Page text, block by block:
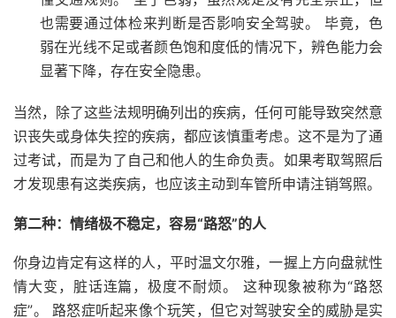
也需要通过体检来判断是否影响安全驾驶。 毕竟，色
弱在光线不足或者颜色饱和度低的情况下，辨色能力会
显著下降，存在安全隐患。
当然，除了这些法规明确列出的疾病，任何可能导致突然意
识丧失或身体失控的疾病，都应该慎重考虑。这不是为了通
过考试，而是为了自己和他人的生命负责。如果考取驾照后
才发现患有这类疾病，也应该主动到车管所申请注销驾照。
第二种：情绪极不稳定，容易“路怒”的人
你身边肯定有这样的人，平时温文尔雅，一握上方向盘就性
情大变，脏话连篇，极度不耐烦。 这种现象被称为“路怒
症”。 路怒症听起来像个玩笑，但它对驾驶安全的威胁是实